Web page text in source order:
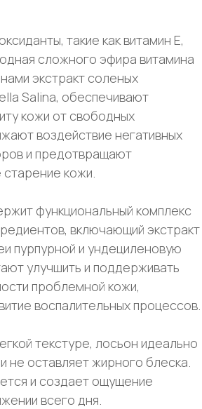
такие как витамин Е,
сложного эфира витамина
экстракт соленых
Salina, обеспечивают
кожи от свободных
воздействие негативных
и предотвращают
кожи.
функциональный комплекс
включающий экстракт
пурпурной и ундециленовую
улучшить и поддерживать
проблемной кожи,
воспалительных процессов.
текстуре, лосьон идеально
не оставляет жирного блеска.
и создает ощущение
всего дня.